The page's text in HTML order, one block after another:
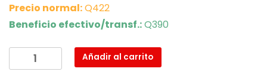
Precio normal:Q422
Beneficio efectivo/transf.:Q390
Naruto
Uzumaki
Añadir al carrito